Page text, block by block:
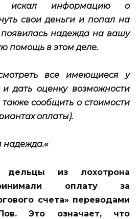
искал информацию о
свои деньги и попал на
надежда на вашу
помощь в этом деле.
все имеющиеся у
дать оценку возможности
также сообщить о стоимости
оплаты).
надежда.«
из лохотрона
оплату за
счета» переводами
Это означает, что